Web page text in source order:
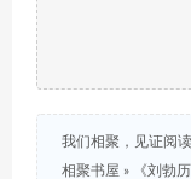
我们相聚，见证阅
相聚书屋 » 《刘勃